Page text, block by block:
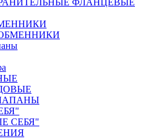
СЕБЯ"
Ду2538574.00
Ду65